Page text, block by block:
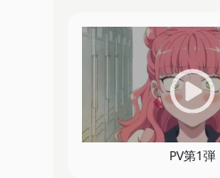
PV第1弾